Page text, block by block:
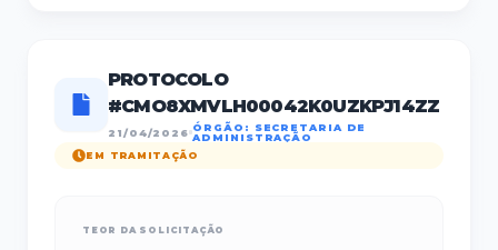
PROTOCOLO
#CMO8XMVLH00042K0UZKPJ14ZZ
21/04/2026 ÓRGÃO:
SECRETARIA DE
ADMINISTRAÇÃO
EM TRAMITAÇÃO
TEOR DA SOLICITAÇÃO